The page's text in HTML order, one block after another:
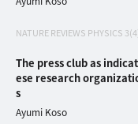
研
究
NATURE REVIEWS PHYSICS
The press club as
ese research
s
Ayumi Koso